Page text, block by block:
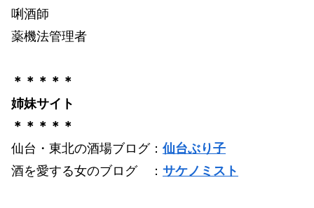
唎酒師
薬機法管理者
＊＊＊＊＊
姉妹サイト
＊＊＊＊＊
仙台・東北の酒場ブログ： 仙台ぶり子
酒を愛する女のブログ ： サケノミスト